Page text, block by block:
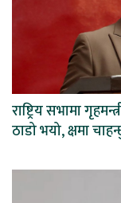
राष्ट्रिय सभामा
ठाडो भयो, क्षमा